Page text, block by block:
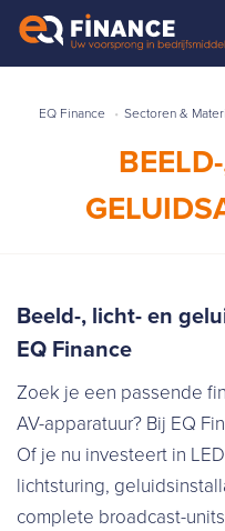
EQ Finance Sectoren &
Beeld-, licht- en
EQ Finance
Zoek je een passende
AV-apparatuur? Bij EQ
Of je nu investeert in
lichtsturing,
complete broadcast-